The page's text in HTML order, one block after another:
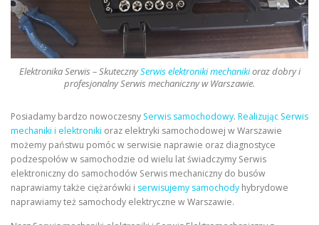
Elektronika Serwis – SkutecznySerwis elektroniki mechanikioraz dobry i
profesjonalny Serwis mechaniczny w Warszawie.
Posiadamy bardzo nowoczesny Serwis samochodowy. Realizując Serwis
mechaniki i elektroniki oraz elektryki samochodowej w Warszawie
możemy państwu pomóc w serwisie naprawie oraz diagnostyce
podzespołów w samochodzie od wielu lat świadczymy Serwis
elektroniczny do samochodów Serwis mechaniczny do busów
naprawiamy także ciężarówki i serwisujemy samochody hybrydowe
naprawiamy też samochody elektryczne w Warszawie.